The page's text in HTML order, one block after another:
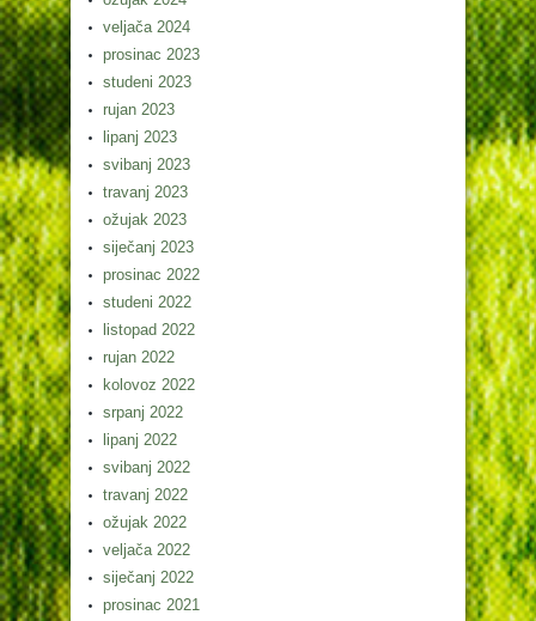
veljača 2024
prosinac 2023
studeni 2023
rujan 2023
lipanj 2023
svibanj 2023
travanj 2023
ožujak 2023
siječanj 2023
prosinac 2022
studeni 2022
listopad 2022
rujan 2022
kolovoz 2022
srpanj 2022
lipanj 2022
svibanj 2022
travanj 2022
ožujak 2022
veljača 2022
siječanj 2022
prosinac 2021